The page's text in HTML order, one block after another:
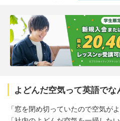
よどんだ空気って英語でな
「窓を閉め切っていたので空気が